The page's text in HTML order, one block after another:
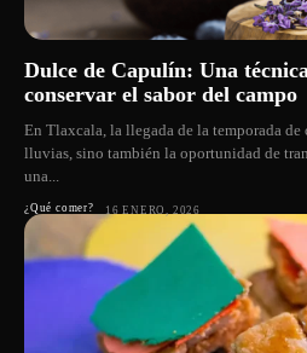
Dulce de Capulín: Una
conservar el sabor del campo
En Tlaxcala, la llegada de la temporada
lluvias, sino también la oportunidad de
una...
¿Qué comer? 16 ENERO, 2026